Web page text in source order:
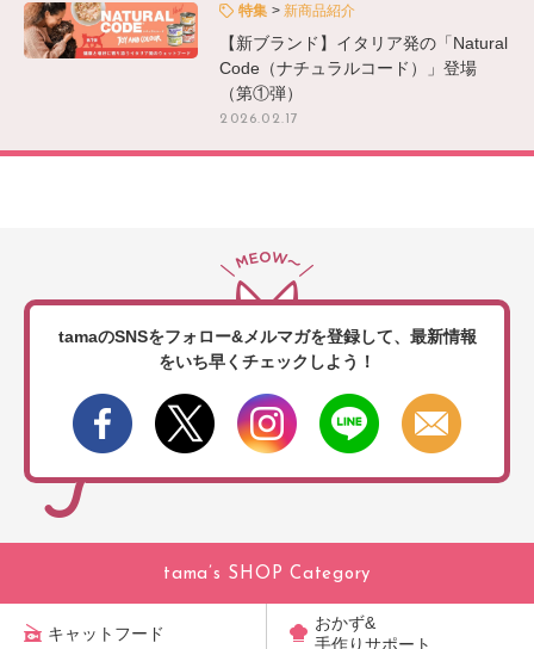
特集 新商品紹介
【新ブランド】イタリア発の「Natural
Code（ナチュラルコード）」登場
（第①弾）
2026.02.17
tamaのSNSをフォロー&メルマガを登録して、 最新情報
をいち早くチェックしよう！
tama’s SHOP Category
キャットフード
おかず&
手作りサポート